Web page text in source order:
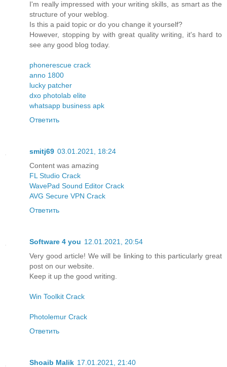
I'm really impressed with your writing skills, as smart as the
structure of your weblog.
Is this a paid topic or do you change it yourself?
However, stopping by with great quality writing, it's hard to
see any good blog today.
phonerescue crack
anno 1800
lucky patcher
dxo photolab elite
whatsapp business apk
Ответить
smitj69 03.01.2021, 18:24
Content was amazing
FL Studio Crack
WavePad Sound Editor Crack
AVG Secure VPN Crack
Ответить
Software 4 you 12.01.2021, 20:54
Very good article! We will be linking to this particularly great
post on our website.
Keep it up the good writing.
Win Toolkit Crack
Photolemur Crack
Ответить
Shoaib Malik 17.01.2021, 21:40